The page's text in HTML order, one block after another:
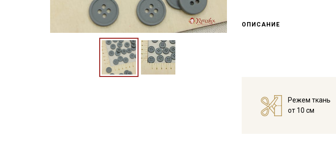
ОПИСАНИЕ
Режем ткань
от 10 см